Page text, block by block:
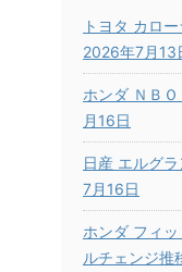
トヨタ カロ
2026年7月13
ホンダ ＮＢ
月16日
日産 エルグ
7月16日
ホンダ フィ
ルチェンジ推